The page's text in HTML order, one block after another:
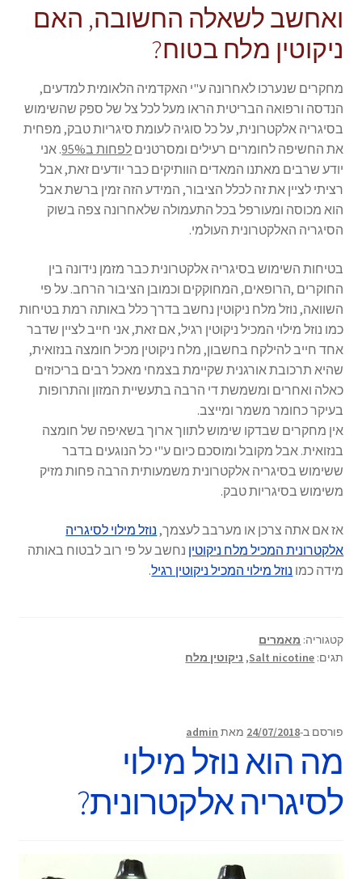
ואחשב לשאלה החשובה, האם
ניקוטין מלח בטוח?
מחקרים שנערכו לאחרונה ע"י האקדמיה הלאומית למדעים,
הנדסה ורפואה הבריטית הראו מעל לכל צל של ספק שהשימוש
בסיגריה אלקטרונית, על כל סוגיה לעומת סיגריות טבק, מפחית
את החשיפה לחומרים רעילים ומסרטנים לפחות ב95%
. אני
יודע שרבים מאתנו המאדים הוותיקים כבר יודעים זאת, אבל
רציתי לציין את זה לכלל הציבור, המידע הזה זמין ברשת אבל
הוא מכוסה ומעורפל בכל התעמולה שלאחרונה צפה בשוק
הסיגריה האלקטרונית העולמי.
בטיחות השימוש בסיגריה אלקטרונית כבר מזמן נידונה בין
החוקרים ,הרופאים, המחוקקים וכמובן הציבור הרחב. על פי
השוואה, נוזל מלח ניקוטין נחשב בדרך כלל באותה רמת בטיחות
כמו נוזל מילוי המכיל ניקוטין רגיל, אם זאת, אני חייב לציין שדבר
אחד חייב להילקח בחשבון, מלח ניקוטין מכיל חומצה בנזואית,
שהיא תרכובת אורגנית שקיימת בצמחי מאכל רבים בריכוזים
כאלה ואחרים ומשמשת די הרבה בתעשיית המזון והתרופות
בעיקר כחומר משמר ומייצב.
אין מחקרים שבדקו שימוש לתווך ארוך בשאיפה של חומצה
בנזואית. אבל מקובל ומוסכם כיום ע"י כל הנוגעים בדבר
ששימוש בסיגריה אלקטרונית משמעותית הרבה פחות מזיק
משימוש בסיגריות טבק.
אז אם אתה צרכן או מערבב לעצמך, נוזל מילוי לסיגריה
אלקטרונית המכיל מלח ניקוטין נחשב על פי רוב לבטוח באותה
מידה כמו נוזל מילוי המכיל ניקוטין רגיל.
קטגוריה: מאמרים
תגים: Salt nicotine
, ניקוטין מלח
פורסם ב-24/07/2018 מאת admin
מה הוא נוזל מילוי
לסיגריה אלקטרונית?